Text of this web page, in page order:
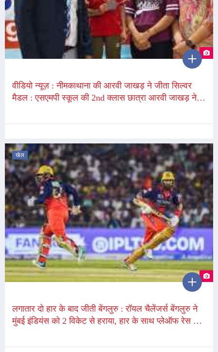
वीडियो न्यूज़ : नीमकाथाना की आरवी जाखड़ ने जीता सिल्वर
मैडल : एसएमपी स्कूल की 2nd क्लास छात्रा आरवी जाखड़ ने
खेल
लगातार दो हार के बाद जीती बेंगलुरु : रॉयल चैलेंजर्स बेंगलुरु ने
मुंबई इंडियंस को 2 विकेट से हराया, हार के साथ प्लेऑफ रेस से